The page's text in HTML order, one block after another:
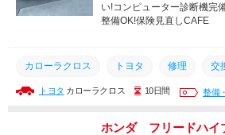
い!コンピューター診断機完
整備OK!保険見直しCAFE
カローラクロス トヨタ 修理 交
取り付け グー故障診断
トヨタ カローラクロス 10日間 整備
ホンダ フリードハ